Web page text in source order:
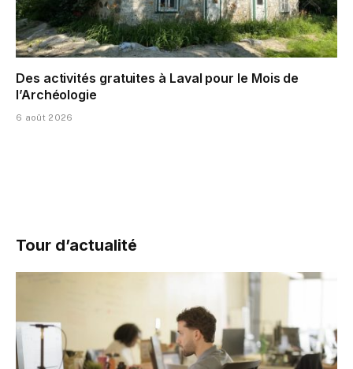
Des activités gratuites à Laval pour le Mois de
l’Archéologie
6 août 2026
Tour d’actualité